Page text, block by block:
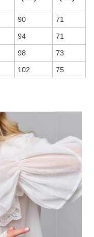
90 71
94 71
98 73
102 75